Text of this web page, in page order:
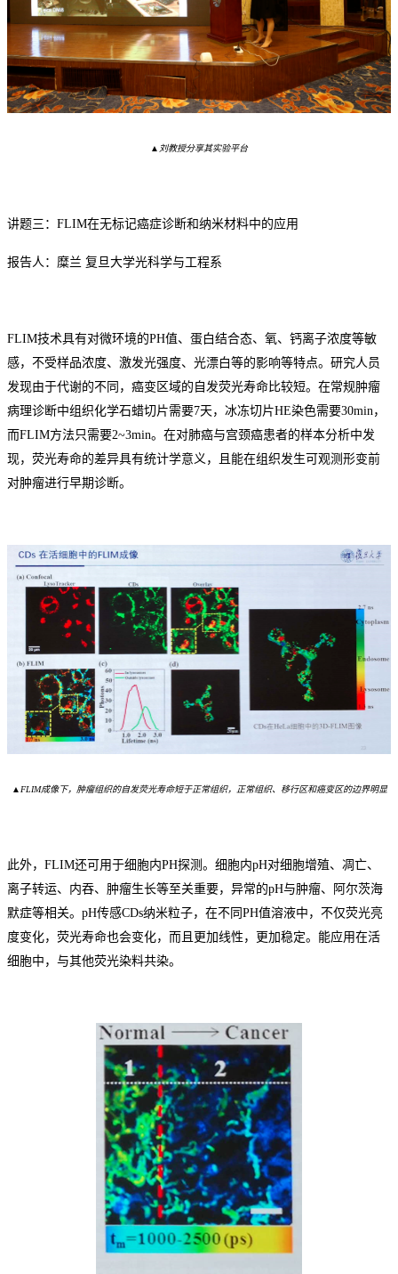
▲刘教授分享其实验平台
讲题三： FLIM在无标记癌症诊断和纳米材料中的应用
报告人：糜兰 复旦大学光科学与工程系
FLIM技术具有对微环境的PH值、蛋白结合态、氧、钙离子浓度等敏
感，不受样品浓度、激发光强度、光漂白等的影响等特点。研究人员
发现由于代谢的不同，癌变区域的自发荧光寿命比较短。 在常规肿瘤
病理诊断中组织化学石蜡切片需要7天，冰冻切片HE染色需要30min，
而FLIM方法只需要2~3min。在对肺癌与宫颈癌患者的样本分析中发
现，荧光寿命的差异具有统计学意义，且能在组织发生可观测形变前
对肿瘤进行早期诊断。
▲FLIM成像下，肿瘤组织的自发荧光寿命短于正常组织，正常组织、移行区和癌变区的边界明显
此外， FLIM还可用于细胞内PH探测 。细胞内pH对细胞增殖、凋亡、
离子转运、内吞、肿瘤生长等至关重要，异常的pH与肿瘤、阿尔茨海
默症等相关。pH传感CDs纳米粒子，在不同PH值溶液中，不仅荧光亮
度变化，荧光寿命也会变化，而且更加线性，更加稳定。能应用在活
细胞中，与其他荧光染料共染。